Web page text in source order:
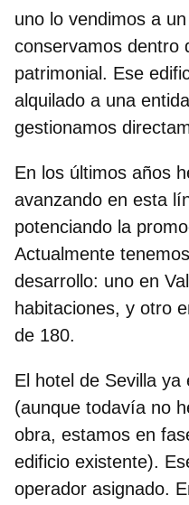
uno lo vendimos a
conservamos dentro
patrimonial. Ese
alquilado a una
gestionamos
En los últimos años
avanzando en esta
potenciando la
Actualmente
desarrollo: uno en
habitaciones, y otro
de 180.
El hotel de Sevilla
(aunque todavía no
obra, estamos en
edificio existente).
operador asignado.